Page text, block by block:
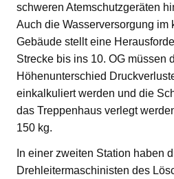
schweren Atemschutzgeräten
Auch die Wasserversorgung im
Gebäude stellt eine
Strecke bis ins 10. OG müssen
Höhenunterschied
einkalkuliert werden und die
das Treppenhaus verlegt
150 kg.
In einer zweiten Station haben
Drehleitermaschinisten des